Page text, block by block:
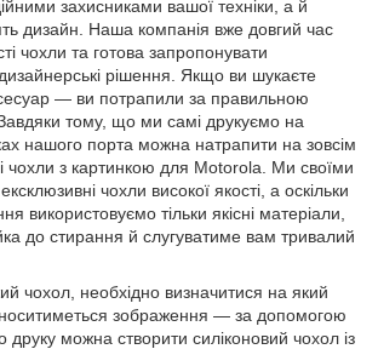
захисниками вашої техніки, а й
дизайн. Наша компанія вже довгий час
чохли та готова запропонувати
дизайнерські рішення. Якщо ви шукаєте
— ви потрапили за правильною
тому, що ми самі друкуємо на
нашого порта можна натрапити на зовсім
чохли з картинкою для Motorola. Ми своїми
чохли високої якості, а оскільки
використовуємо тільки якісні матеріали,
до стирання й слугуватиме вам тривалий
чохол, необхідно визначитися на який
зображення — за допомогою
друку можна створити силіконовий чохол із